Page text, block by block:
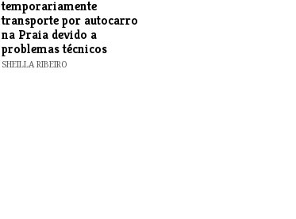
temporariamente
transporte por autocarro
na Praia devido a
problemas técnicos
SHEILLA RIBEIRO